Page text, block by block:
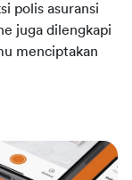
polis asuransi
juga dilengkapi
menciptakan